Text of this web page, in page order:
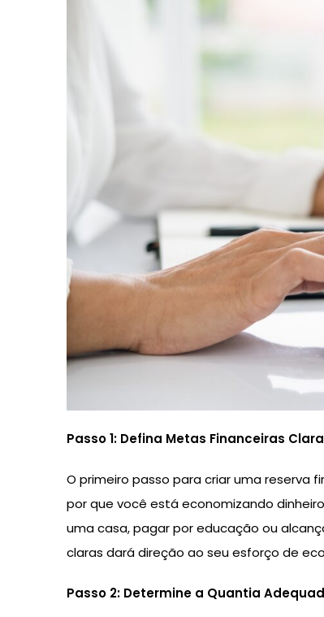
Passo 1: Defina Metas Financeiras
O primeiro passo para criar uma reserva
por que você está economizando
uma casa, pagar por educação ou
claras dará direção ao seu esforço de
Passo 2: Determine a Quantia